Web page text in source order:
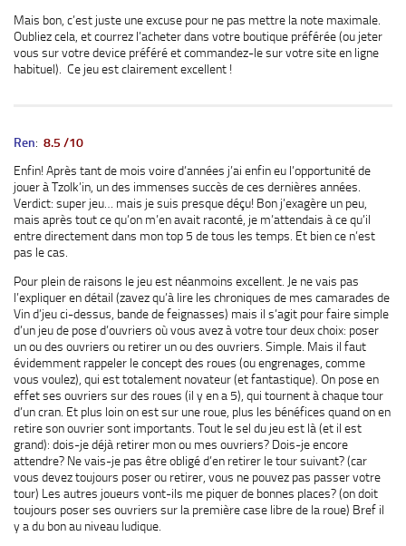
Mais bon, c’est juste une excuse pour ne pas mettre la note maximale.
Oubliez cela, et courrez l’acheter dans votre boutique préférée (ou jeter
vous sur votre device préféré et commandez-le sur votre site en ligne
habituel). Ce jeu est clairement excellent !
Ren: 8.5 /10
Enfin! Après tant de mois voire d’années j’ai enfin eu l’opportunité de
jouer à Tzolk’in, un des immenses succès de ces dernières années.
Verdict: super jeu… mais je suis presque déçu! Bon j’exagère un peu,
mais après tout ce qu’on m’en avait raconté, je m’attendais à ce qu’il
entre directement dans mon top 5 de tous les temps. Et bien ce n’est
pas le cas.
Pour plein de raisons le jeu est néanmoins excellent. Je ne vais pas
l’expliquer en détail (zavez qu’à lire les chroniques de mes camarades de
Vin d’jeu ci-dessus, bande de feignasses) mais il s’agit pour faire simple
d’un jeu de pose d’ouvriers où vous avez à votre tour deux choix: poser
un ou des ouvriers ou retirer un ou des ouvriers. Simple. Mais il faut
évidemment rappeler le concept des roues (ou engrenages, comme
vous voulez), qui est totalement novateur (et fantastique). On pose en
effet ses ouvriers sur des roues (il y en a 5), qui tournent à chaque tour
d’un cran. Et plus loin on est sur une roue, plus les bénéfices quand on en
retire son ouvrier sont importants. Tout le sel du jeu est là (et il est
grand): dois-je déjà retirer mon ou mes ouvriers? Dois-je encore
attendre? Ne vais-je pas être obligé d’en retirer le tour suivant? (car
vous devez toujours poser ou retirer, vous ne pouvez pas passer votre
tour) Les autres joueurs vont-ils me piquer de bonnes places? (on doit
toujours poser ses ouvriers sur la première case libre de la roue) Bref il
y a du bon au niveau ludique.